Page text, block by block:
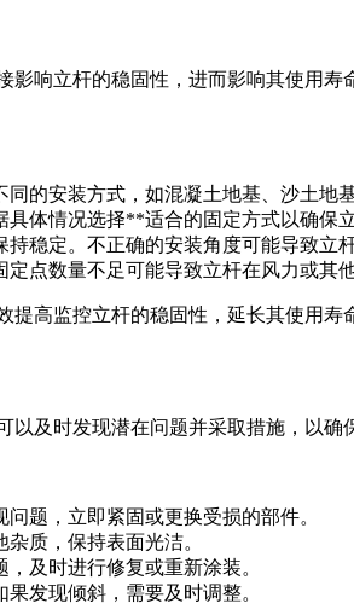
响立杆的稳固性，进而影响其使用
的安装方式，如混凝土地基、沙土地基
体情况选择**适合的固定方式以确保立
稳定。不正确的安装角度可能导致立
点数量不足可能导致立杆在风力或其
高监控立杆的稳固性，延长其使用寿
及时发现潜在问题并采取措施，以确
题，立即紧固或更换受损的部件。
质，保持表面光洁。
及时进行修复或重新涂装。
发现倾斜，需要及时调整。